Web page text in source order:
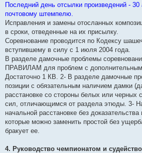
Последний день отсылки произведений - 30
почтовому штемпелю.
Исправления и замены отосланных
в сроки, отведенные на их присылку.
Соревнование проводится по Кодексу
вступившему в силу с 1 июля 2004 года.
В разделе дамочные проблемы
ПРАВИЛАМ для проблем с
Достаточно 1 КВ. 2- В разделе дамочные
позиции с обязательным наличием дамки
расстановке со стороны белых или
сил, отличающимся от раздела этюды. 3-
начальной расстановке без доказательства
которые можно заменить простой без
бракует ее.
4. Руководство чемпионатом и